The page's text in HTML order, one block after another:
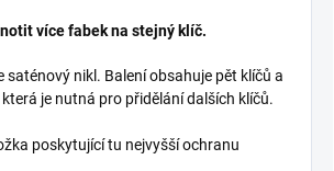
více fabek na stejný klíč.
saténový nikl. Balení obsahuje pět klíčů a
je nutná pro přidělání dalších klíčů.
poskytující tu nejvyšší ochranu